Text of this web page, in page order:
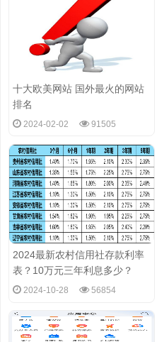
十大欧美网站 国外最火的网站
排名
2024-02-02 91505
2024最新农村信用社存款利率
表？10万元三年利息多少？
2024-10-28 56854